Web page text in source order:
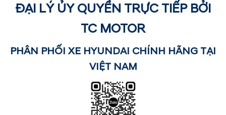
ĐẠI LÝ ỦY QUYỀN TRỰC TIẾP BỞI
TC MOTOR
PHÂN PHỐI XE HYUNDAI CHÍNH HÃNG TẠI
VIỆT NAM